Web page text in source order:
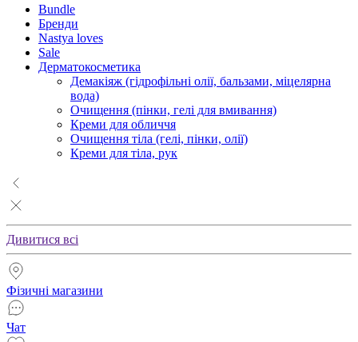
Bundle
Бренди
Nastya loves
Sale
Дерматокосметика
Демакіяж (гідрофільні олії, бальзами, міцелярна
вода)
Очищення (пінки, гелі для вмивання)
Креми для обличчя
Очищення тіла (гелі, пінки, олії)
Креми для тіла, рук
Дивитися всі
Фізичні магазини
Чат